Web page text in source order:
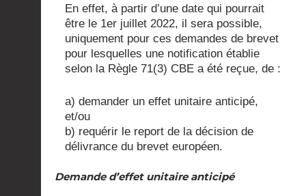
En effet, à partir d’une date qui pourrait
être le 1er juillet 2022, il sera possible,
uniquement pour ces demandes de brevet
pour lesquelles une notification établie
selon la Règle 71(3) CBE a été reçue, de :
a) demander un effet unitaire anticipé,
et/ou
b) requérir le report de la décision de
délivrance du brevet européen.
Demande d’effet unitaire anticipé